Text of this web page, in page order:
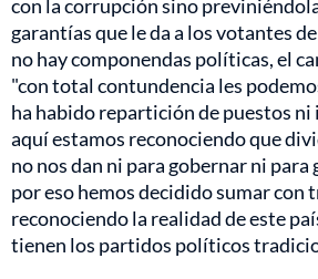
con la corrupción sino
garantías que le da a los votantes
no hay componendas políticas, el
"con total contundencia les
ha habido repartición de puestos
aquí estamos reconociendo que
no nos dan ni para gobernar ni para
por eso hemos decidido sumar con
reconociendo la realidad de este
tienen los partidos políticos